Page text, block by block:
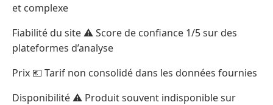
et complexe
Fiabilité du site ⚠️ Score de confiance 1/5 sur des
plateformes d’analyse
Prix 💶 Tarif non consolidé dans les données fournies
Disponibilité ⚠️ Produit souvent indisponible sur